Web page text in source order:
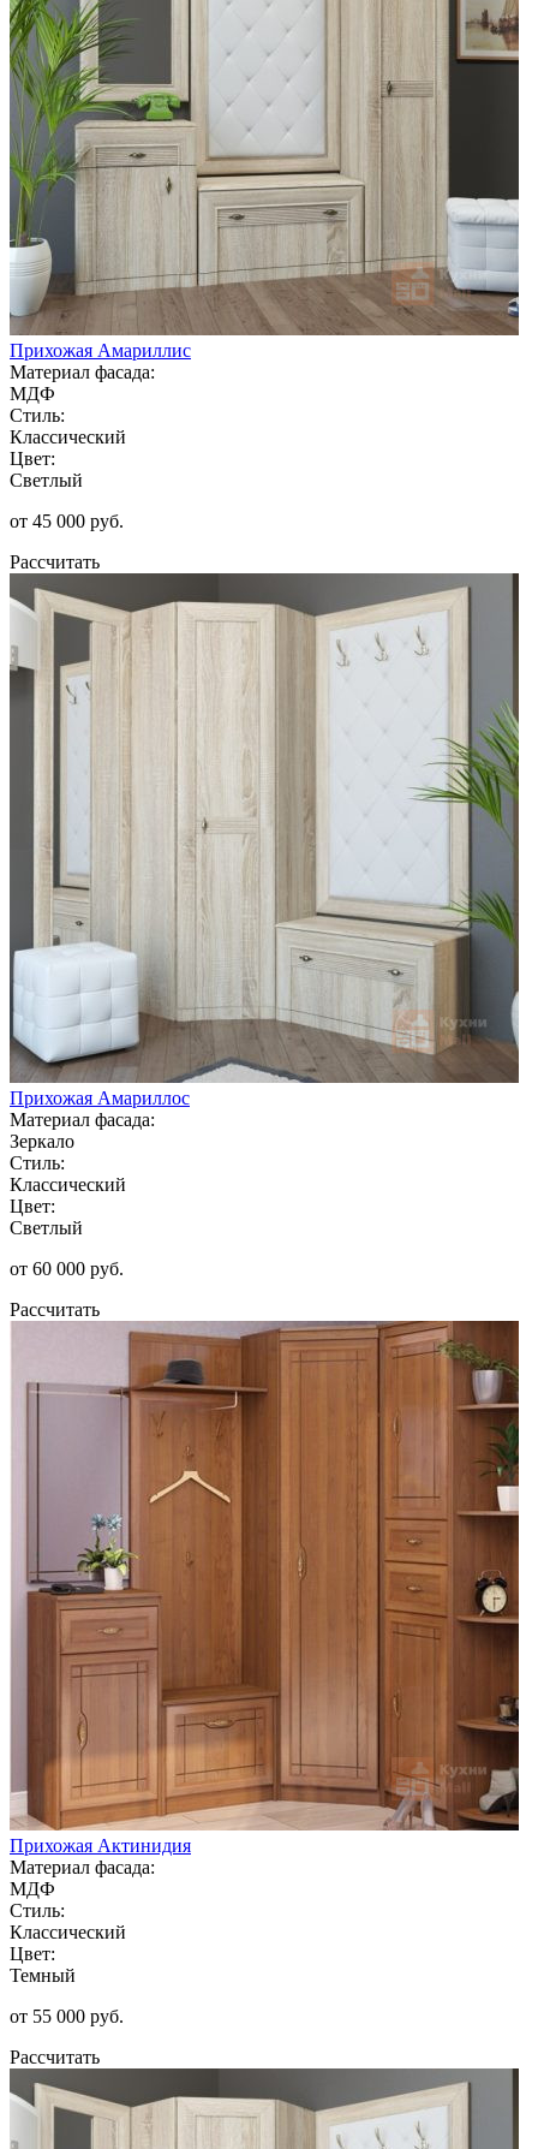
Прихожая Амариллис
Материал фасада:
МДФ
Стиль:
Классический
Цвет:
Светлый
от 45 000 руб.
Рассчитать
Прихожая Амариллос
Материал фасада:
Зеркало
Стиль:
Классический
Цвет:
Светлый
от 60 000 руб.
Рассчитать
Прихожая Актинидия
Материал фасада:
МДФ
Стиль:
Классический
Цвет:
Темный
от 55 000 руб.
Рассчитать